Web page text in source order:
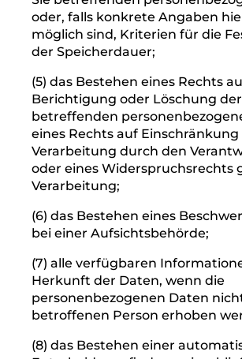
(1) die Zwecke, zu denen die
personenbezogenen Daten
werden;
(2) die Kategorien von
Daten, welche verarbeitet
(3) die Empfänger bzw. die
Empfängern, gegenüber denen
betreffenden
offengelegt wurden oder noch
(4) die geplante Dauer der
oder, falls konkrete Angaben
möglich sind, Kriterien für die
der Speicherdauer;
Berichtigung oder Löschung der